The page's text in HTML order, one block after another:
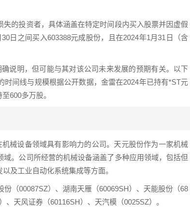
的投资者，具体涵盖在特定时间段内买入股票并因虚假
日之间买入603388元成股份，且在2024年1月31日（含
说明，但可能与其对该公司未来发展的预期有关。以下
间线与规模根据公开数据，金雷在2024年已持有*ST元
600多万股。
械设备领域具有影响力的公司。天元股份作为一家机械
。公司所经营的机械设备涵盖了多种应用领域，包括但
及工业自动化系统集成等方面。
（00087SZ）、湖南天雁（60069SH）、天能股份（68
天风证券（60116SH）、天汽模（0025SZ）。